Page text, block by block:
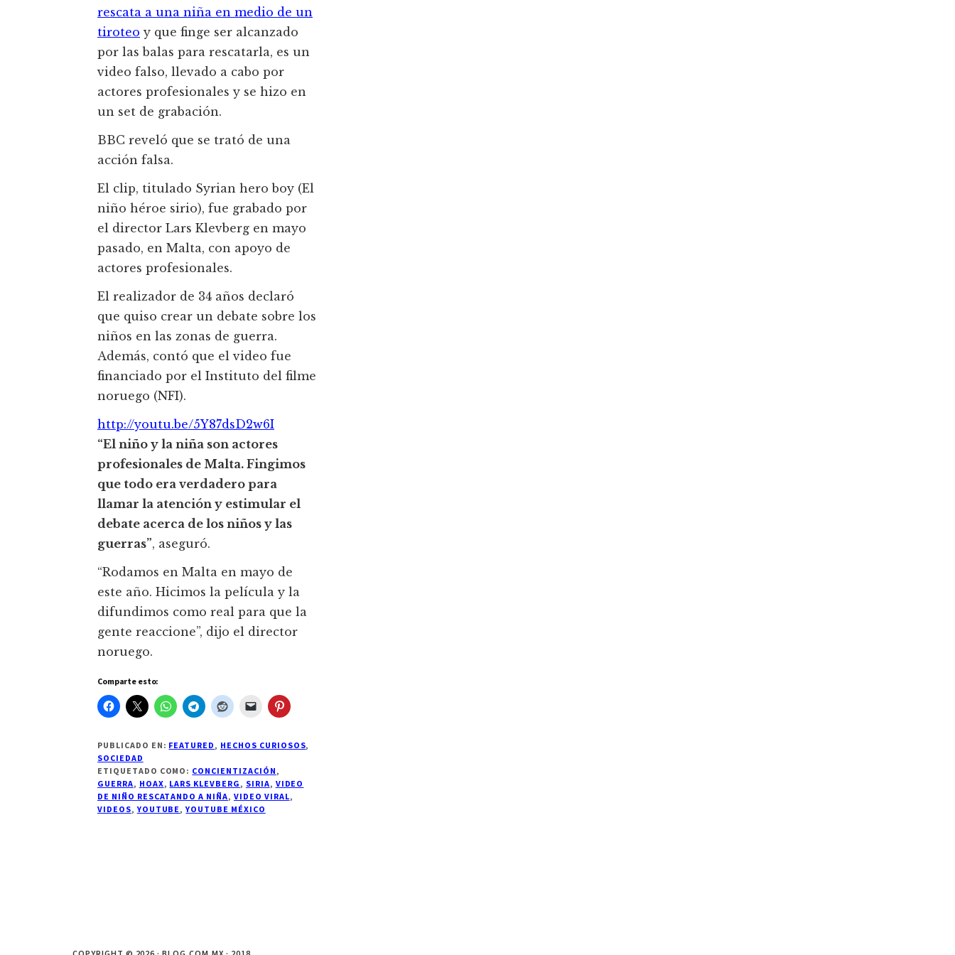
rescata a una niña en medio de un
tiroteo y que finge ser alcanzado
por las balas para rescatarla, es un
video falso, llevado a cabo por
actores profesionales y se hizo en
un set de grabación.
BBC reveló que se trató de una
acción falsa.
El clip, titulado Syrian hero boy (El
niño héroe sirio), fue grabado por
el director Lars Klevberg en mayo
pasado, en Malta, con apoyo de
actores profesionales.
El realizador de 34 años declaró
que quiso crear un debate sobre los
niños en las zonas de guerra.
Además, contó que el video fue
financiado por el Instituto del filme
noruego (NFI).
http://youtu.be/5Y87dsD2w6I
“El niño y la niña son actores
profesionales de Malta. Fingimos
que todo era verdadero para
llamar la atención y estimular el
debate acerca de los niños y las
guerras”, aseguró.
“Rodamos en Malta en mayo de
este año. Hicimos la película y la
difundimos como real para que la
gente reaccione”, dijo el director
noruego.
Comparte esto:
PUBLICADO EN: FEATURED, HECHOS CURIOSOS,
SOCIEDAD
ETIQUETADO COMO: CONCIENTIZACIÓN,
GUERRA, HOAX, LARS KLEVBERG, SIRIA, VIDEO
DE NIÑO RESCATANDO A NIÑA, VIDEO VIRAL,
VIDEOS,YOUTUBE,YOUTUBE MÉXICO